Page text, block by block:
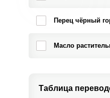
Перец чёрный
Масло
Таблица